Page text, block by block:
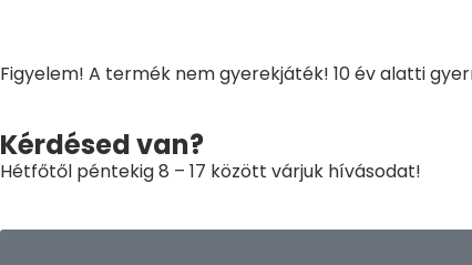
Figyelem! A termék nem gyerekjáték! 10 év alatti
Kérdésed van?
Hétfőtől péntekig 8 – 17 között várjuk hívásodat!